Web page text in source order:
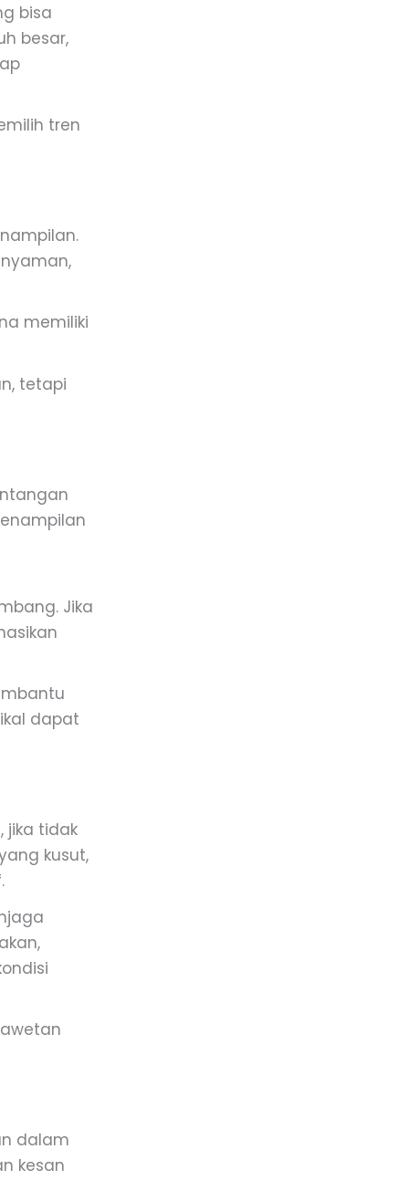
bisa
besar,
tren
memiliki
tetapi
Jika
dapat
jika tidak
kusut,
dalam
kesan